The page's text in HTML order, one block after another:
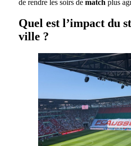
de rendre les soirs de match plus
Quel est l’impact du
ville ?